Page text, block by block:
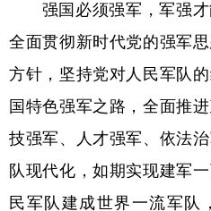
强国必须强军，军强才
全面贯彻新时代党的强军
方针，坚持党对人民军队
国特色强军之路，全面推
技强军、人才强军、依法
队现代化，如期实现建军
民军队建成世界一流军队